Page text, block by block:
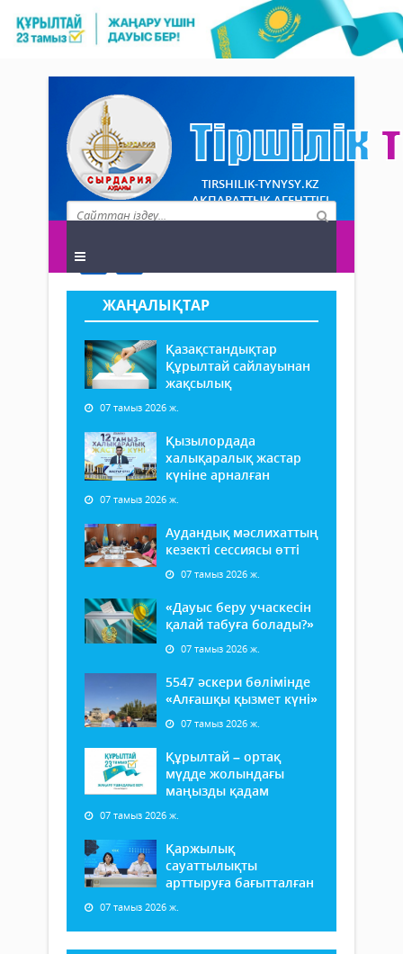
TIRSHILIK-TYNYSY.KZ
АҚПАРАТТЫҚ АГЕНТТІГІ
ЖАҢАЛЫҚТАР
Қазақстандықтар
Құрылтай сайлауынан
жақсылық
07 тамыз 2026 ж.
Қызылордада
халықаралық жастар
күніне арналған
07 тамыз 2026 ж.
Аудандық мәслихаттың
кезекті сессиясы өтті
07 тамыз 2026 ж.
«Дауыс беру учаскесін
қалай табуға болады?»
07 тамыз 2026 ж.
5547 әскери бөлімінде
«Алғашқы қызмет күні»
07 тамыз 2026 ж.
Құрылтай – ортақ
мүдде жолындағы
маңызды қадам
07 тамыз 2026 ж.
Қаржылық
сауаттылықты
арттыруға бағытталған
07 тамыз 2026 ж.